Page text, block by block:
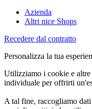
Azienda
Altri nice Shops
Recedere dal contratto
Personalizza la tua
Utilizziamo i cookie e
individuale per offrirti
A tal fine, raccogliamo